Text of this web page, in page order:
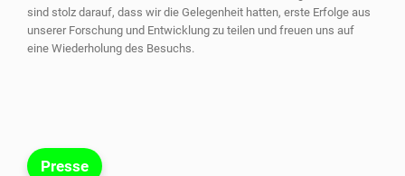
sind stolz darauf, dass wir die Gelegenheit hatten, erste Erfolge aus
unserer Forschung und Entwicklung zu teilen und freuen uns auf
eine Wiederholung des Besuchs.
Presse